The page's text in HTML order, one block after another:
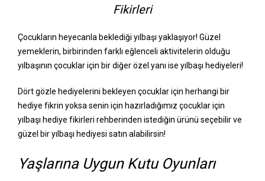
Fikirleri
Çocukların heyecanla beklediği yılbaşı yaklaşıyor! Güzel
yemeklerin, birbirinden farklı eğlenceli aktivitelerin olduğu
yılbaşının çocuklar için bir diğer özel yanı ise yılbaşı hediyeleri!
Dört gözle hediyelerini bekleyen çocuklar için herhangi bir
hediye fikrin yoksa senin için hazırladığımız çocuklar için
yılbaşı hediye fikirleri rehberinden istediğin ürünü seçebilir ve
güzel bir yılbaşı hediyesi satın alabilirsin!
Yaşlarına Uygun Kutu Oyunları